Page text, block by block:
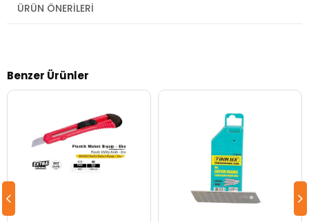
ÜRÜN ÖNERILERI
Benzer Ürünler